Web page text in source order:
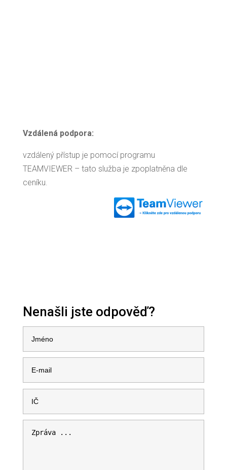
Vzdálená podpora:
vzdálený přístup je pomocí programu
TEAMVIEWER – tato služba je zpoplatněna dle
ceníku.
Nenašli jste odpověď?